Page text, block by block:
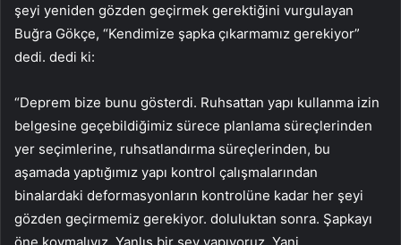
şeyi yeniden gözden geçirmek gerektiğini vurgulayan
Buğra Gökçe, “Kendimize şapka çıkarmamız gerekiyor”
dedi. dedi ki:
“Deprem bize bunu gösterdi. Ruhsattan yapı kullanma izin
belgesine geçebildiğimiz sürece planlama süreçlerinden
yer seçimlerine, ruhsatlandırma süreçlerinden, bu
aşamada yaptığımız yapı kontrol çalışmalarından
binalardaki deformasyonların kontrolüne kadar her şeyi
gözden geçirmemiz gerekiyor. doluluktan sonra. Şapkayı
öne koymalıyız. Yanlış bir şey yapıyoruz. Yani